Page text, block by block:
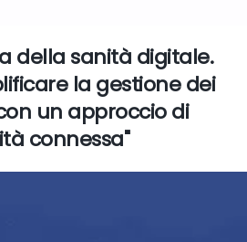
della sanità digitale.
la gestione dei
un approccio di
connessa"